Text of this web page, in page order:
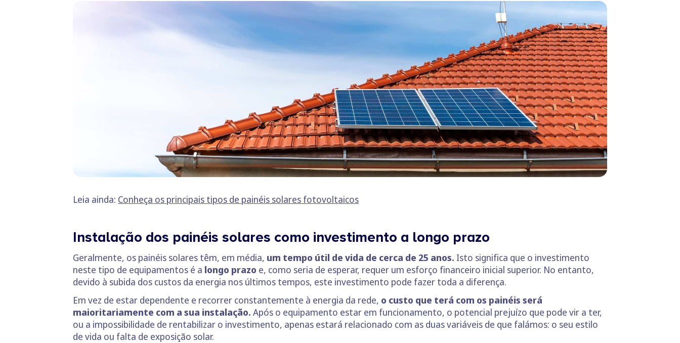
Leia ainda: Conheça os principais tipos de painéis solares fotovoltaicos
Instalação dos painéis solares como investimento a longo prazo
Geralmente, os painéis solares têm, em média, um tempo útil de vida de cerca de 25 anos. Isto significa que o investimento
neste tipo de equipamentos é a longo prazo e, como seria de esperar, requer um esforço financeiro inicial superior. No entanto,
devido à subida dos custos da energia nos últimos tempos, este investimento pode fazer toda a diferença.
Em vez de estar dependente e recorrer constantemente à energia da rede, o custo que terá com os painéis será
maioritariamente com a sua instalação. Após o equipamento estar em funcionamento, o potencial prejuízo que pode vir a ter,
ou a impossibilidade de rentabilizar o investimento, apenas estará relacionado com as duas variáveis de que falámos: o seu estilo
de vida ou falta de exposição solar.